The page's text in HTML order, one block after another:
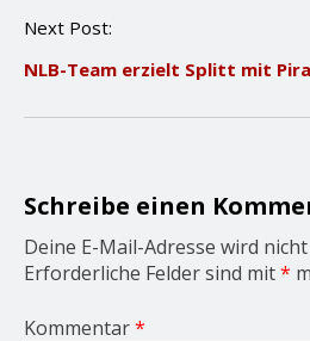
a
i
o
Next Post:
NLB-Team erzielt Splitt mit
Schreibe einen
Deine E-Mail-Adresse wird
Erforderliche Felder sind mit*
Kommentar*